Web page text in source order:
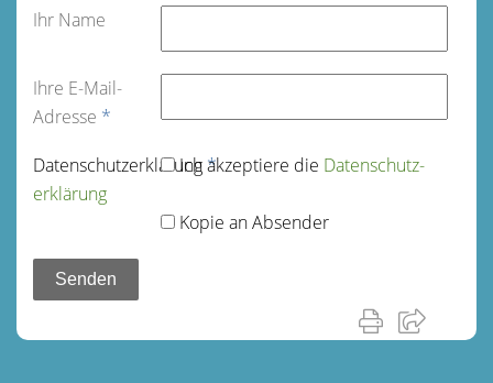
Ihr Name
Ihre E-Mail-
Adresse *
Datenschutz­erklärung*
Ich akzeptiere die Datenschutz­
erklärung
Kopie an Absender